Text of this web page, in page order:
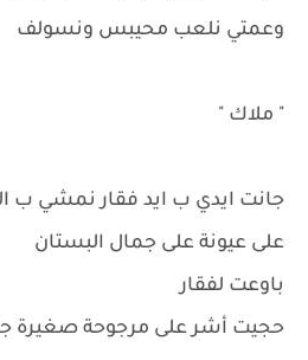
وعمتي نلعب محيبس ونسولف
" ملاك "
جانت ايدي ب ايد فقار نمشي ب
على عيونة على جمال البستان
باوعت لفقار
حجيت أشر على مرجوحة صغيرة